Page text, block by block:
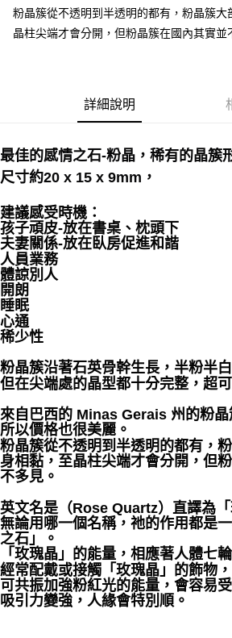
7-11取貨付款
每筆NT$80，滿NT$3,000(含以上)免運費
郵局幫你送（離島）
每筆NT$80，滿NT$3,000(含以上)免運費
付款後門市自取
粉晶簇從不透明到半透明的都有，粉晶簇大
晶柱尖端才會分開，但粉晶簇在國內其實並
詳細說明
最佳的感情之石-粉晶，稀有的晶簇
尺寸約20 x 15 x 9mm，
建議感受時機：
孩子頑皮-放在書桌、枕頭下
夫妻關係-放在臥房促進和諧
人員業務
體諒別人
開朗
睡眠
心通
稀少性
粉晶簇沿著石英骨幹生長，半粉半白
但在尖端處的晶型都十分完整，超可
來自巴西的 Minas Gerais 州的粉晶
所以價格也很美麗。
粉晶簇從不透明到半透明的都有，
身相黏，至晶柱尖端才會分開，但
不多見。
英文名是（Rose Quartz）直譯為「
無論用哪一個名稱，祂的作用都是
之石」。
「玫瑰晶」的能量，相應著人體七
經常配戴或接觸「玫瑰晶」的飾物，
可共振加強粉紅光的能量，會容易
吸引力變強，人緣會特別順。